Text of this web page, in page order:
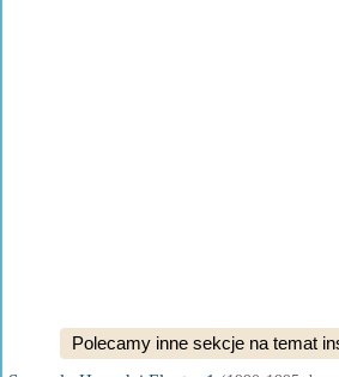
Polecamy inne sekcje na temat